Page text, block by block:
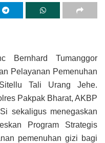
Bernhard Tumanggor
Pelayanan Pemenuhan
Tali Urang Jehe.
Pakpak Bharat, AKBP
sekaligus menegaskan
Program Strategis
pemenuhan gizi bagi